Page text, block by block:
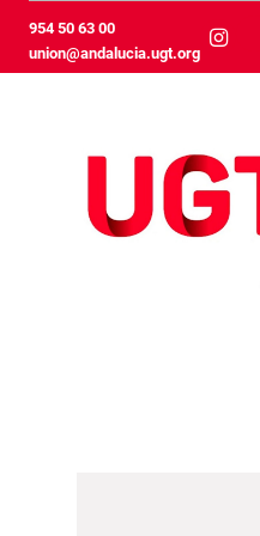
メインコンテンツにスキップ
954 50 63 00
union@andalucia.ugt.org